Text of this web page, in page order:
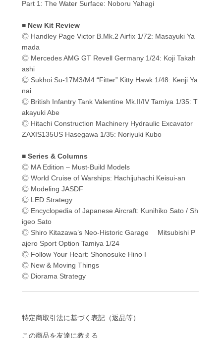
Part 1: The Water Surface: Noboru Yahagi
■ New Kit Review
◎ Handley Page Victor B.Mk.2 Airfix 1/72: Masayuki Ya
mada
◎ Mercedes AMG GT Revell Germany 1/24: Koji Takah
ashi
◎ Sukhoi Su-17M3/M4 “Fitter” Kitty Hawk 1/48: Kenji Ya
nai
◎ British Infantry Tank Valentine Mk.II/IV Tamiya 1/35: T
akayuki Abe
◎ Hitachi Construction Machinery Hydraulic Excavator
ZAXIS135US Hasegawa 1/35: Noriyuki Kubo
■ Series & Columns
◎ MA Edition – Must-Build Models
◎ World Cruise of Warships: Hachijuhachi Keisui-an
◎ Modeling JASDF
◎ LED Strategy
◎ Encyclopedia of Japanese Aircraft: Kunihiko Sato / Sh
igeo Sato
◎ Shiro Kitazawa’s Neo-Historic Garage Mitsubishi P
ajero Sport Option Tamiya 1/24
◎ Follow Your Heart: Shonosuke Hino I
◎ New & Moving Things
◎ Diorama Strategy
特定商取引法に基づく表記（返品等）
この商品を友達に教える